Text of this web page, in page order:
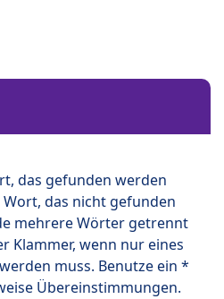
das gefunden werden
das nicht gefunden
mehrere Wörter getrennt
Klammer, wenn nur eines
muss. Benutze ein *
Übereinstimmungen.